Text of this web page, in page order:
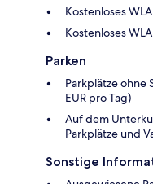
Kostenloses
Kostenloses
Parken
Parkplätze ohne
EUR pro Tag)
Auf dem
Parkplätze und
Sonstige